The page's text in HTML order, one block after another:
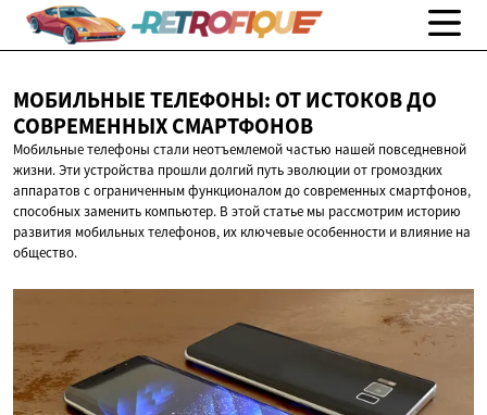
МОБИЛЬНЫЕ ТЕЛЕФОНЫ: ОТ ИСТОКОВ ДО
СОВРЕМЕННЫХ СМАРТФОНОВ
Мобильные телефоны стали неотъемлемой частью нашей повседневной
жизни. Эти устройства прошли долгий путь эволюции от громоздких
аппаратов с ограниченным функционалом до современных смартфонов,
способных заменить компьютер. В этой статье мы рассмотрим историю
развития мобильных телефонов, их ключевые особенности и влияние на
общество.